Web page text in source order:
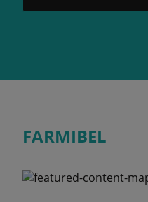
FARMIBEL